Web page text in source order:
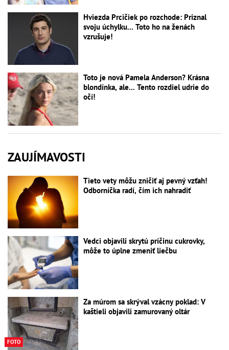
Hviezda Prcičiek po rozchode: Priznal
svoju úchylku... Toto ho na ženách
vzrušuje!
Toto je nová Pamela Anderson? Krásna
blondínka, ale... Tento rozdiel udrie do
očí!
ZAUJÍMAVOSTI
Tieto vety môžu zničiť aj pevný vzťah!
Odborníčka radí, čím ich nahradiť
Vedci objavili skrytú príčinu cukrovky,
môže to úplne zmeniť liečbu
FOTO
Za múrom sa skrýval vzácny poklad: V
kaštieli objavili zamurovaný oltár